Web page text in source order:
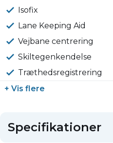
Isofix
Lane Keeping Aid
Vejbane centrering
Skiltegenkendelse
Træthedsregistrering
+ Vis flere
Specifikationer